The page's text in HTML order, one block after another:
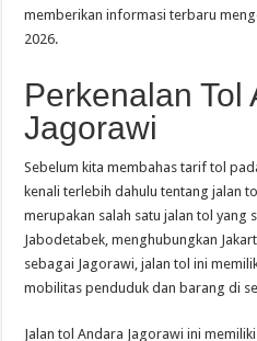
memberikan informasi terbaru
2026.
Perkenalan Tol
Jagorawi
Sebelum kita membahas tarif tol
kenali terlebih dahulu tentang jalan
merupakan salah satu jalan tol yang
Jabodetabek, menghubungkan
sebagai Jagorawi, jalan tol ini
mobilitas penduduk dan barang di
Jalan tol Andara Jagorawi ini